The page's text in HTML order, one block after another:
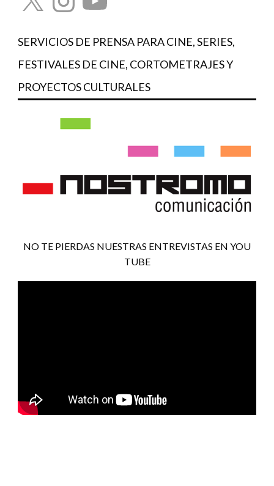
SERVICIOS DE PRENSA PARA CINE, SERIES,
FESTIVALES DE CINE, CORTOMETRAJES Y
PROYECTOS CULTURALES
NO TE PIERDAS NUESTRAS ENTREVISTAS EN YOU
TUBE